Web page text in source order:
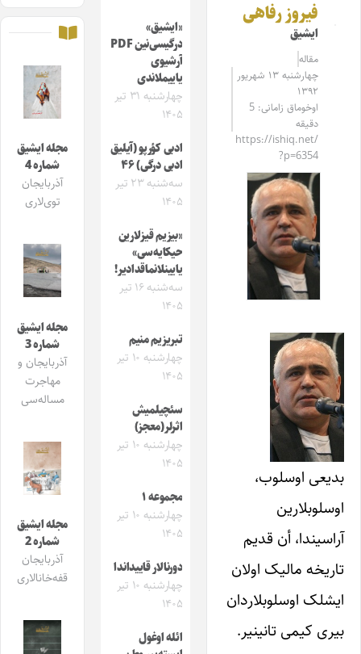
فیروز رفاهی
ایشیق
مقاله‌
چهارشنبه ۱۳ شهریور
۱۳۹۲
اوخوماق زامانی: 5
دقیقه
https://ishiq.net/
?p=6354
بدیعی اوسلوب،
اوسلوبلارین
آراسیندا، أن قدیم
تاریخه مالیک اولان
ایشلک اوسلوبلاردان
بیری کیمی تانینیر.
«ایشیق»
درگیسی‌نین PDF
آرشیوی
یاییملاندی
چهارشنبه ۳۱ تیر
۱۴۰۵
ادبی کؤرپو (آیلیق
ادبی درگی) ۴۶
سه‌شنبه ۲۳ تیر
۱۴۰۵
«بیزیم قیزلارین
حیکایه‌سی»
یایینلانماقدادیر!
سه‌شنبه ۱۶ تیر
۱۴۰۵
تبریزیم منیم
چهارشنبه ۱۰ تیر
۱۴۰۵
سئچیلمیش
اثرلر(معجز)
چهارشنبه ۱۰ تیر
۱۴۰۵
مجموعه ۱
چهارشنبه ۱۰ تیر
۱۴۰۵
دورنالار قاییداندا
چهارشنبه ۱۰ تیر
۱۴۰۵
ائله اوغول
مجله ایشیق
شماره 4
آذربایجان
توی‌لاری
مجله ایشیق
شماره 3
آذربایجان و
مهاجرت
مساله‌سی
مجله ایشیق
شماره 2
آذربایجان
قفه‌خانالاری